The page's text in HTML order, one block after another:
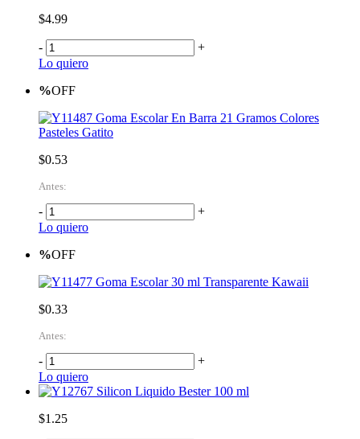
$4.99
-
+
Lo quiero
%OFF
Goma Escolar En Barra 21 Gramos Colores
Pasteles Gatito
$0.53
Antes:
-
+
Lo quiero
%OFF
Goma Escolar 30 ml Transparente Kawaii
$0.33
Antes:
-
+
Lo quiero
Silicon Liquido Bester 100 ml
$1.25